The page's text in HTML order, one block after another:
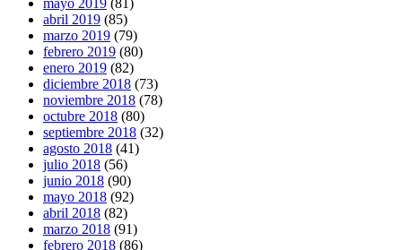
abril 2019 (85)
marzo 2019 (79)
febrero 2019 (80)
enero 2019 (82)
diciembre 2018 (73)
noviembre 2018 (78)
octubre 2018 (80)
septiembre 2018 (32)
agosto 2018 (41)
julio 2018 (56)
junio 2018 (90)
mayo 2018 (92)
abril 2018 (82)
marzo 2018 (91)
febrero 2018 (86)